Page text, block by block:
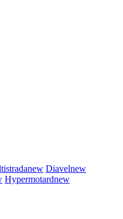
new Diavelnew
Hypermotardnew